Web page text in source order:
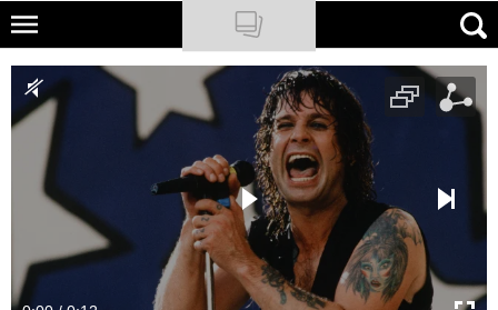
Skip
main
content
NATIONAL GEOGRAPHIC
TRAVELER
PODCASTY
Newsletter